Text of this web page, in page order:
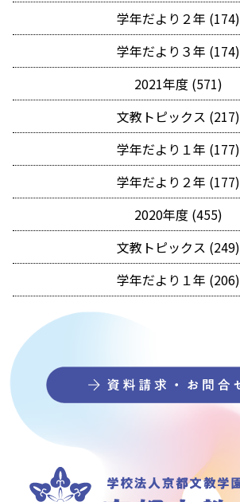
学年だより２年 (174)
学年だより３年 (174)
2021年度 (571)
文教トピックス (217)
学年だより１年 (177)
学年だより２年 (177)
2020年度 (455)
文教トピックス (249)
学年だより１年 (206)